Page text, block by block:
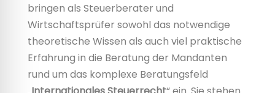
bringen als Steuerberater und
Wirtschaftsprüfer sowohl das notwendige
theoretische Wissen als auch viel praktische
Erfahrung in die Beratung der Mandanten
rund um das komplexe Beratungsfeld